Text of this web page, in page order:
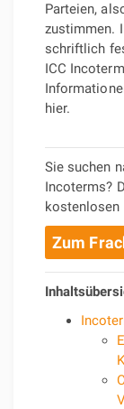
Parteien,
zustimmen.
schriftlich
ICC
hier.
Sie suchen
Incoterms?
kostenlosen
Zum